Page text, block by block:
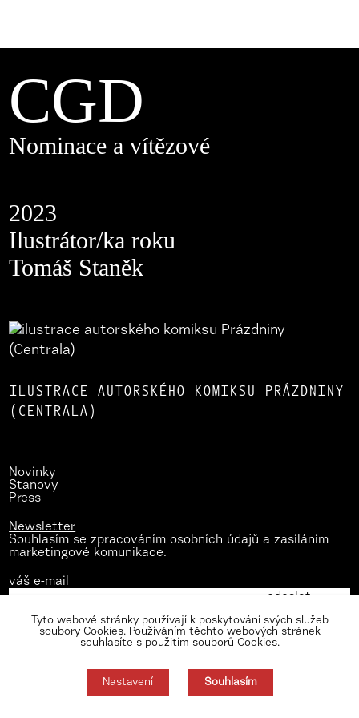
CGD
Nominace a vítězové
2023
Ilustrátor/ka roku
Tomáš Staněk
ILUSTRACE AUTORSKÉHO KOMIKSU PRÁZDNINY
(CENTRALA)
Novinky
Stanovy
Press
Newsletter
Souhlasím se zpracováním osobních údajů a zasíláním
marketingové komunikace.
váš e-mail
Zásady zpracování osobních údajů
Nastavení cookies
Tyto webové stránky používají k poskytování svých služeb
soubory Cookies. Používáním těchto webových stránek
souhlasíte s použitím souborů Cookies.
Nastavení Souhlasím